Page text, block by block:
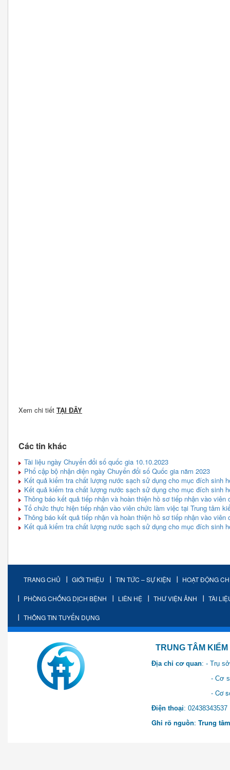
Xem chi tiết TẠI ĐÂY
Các tin khác
Tài liệu ngày Chuyển đổi số quốc gia 10.10.2023
Phổ cập bộ nhận diện ngày Chuyển đổi số Quốc gia năm 2023
Kết quả kiểm tra chất lượng nước sạch sử dụng cho mục đích sinh
Kết quả kiểm tra chất lượng nước sạch sử dụng cho mục đích sinh
Thông báo kết quả tiếp nhận và hoàn thiện hồ sơ tiếp nhận vào viên
Tổ chức thực hiện tiếp nhận vào viên chức làm việc tại Trung tâm
Thông báo kết quả tiếp nhận và hoàn thiện hồ sơ tiếp nhận vào viên
Kết quả kiểm tra chất lượng nước sạch sử dụng cho mục đích sinh
TRANG CHỦ GIỚI THIỆU TIN TỨC – SỰ KIỆN HOẠT ĐỘNG
PHÒNG CHỐNG DỊCH BỆNH LIÊN HỆ THƯ VIỆN ẢNH TÀI
THÔNG TIN TUYỂN DỤNG
TRUNG TÂM KIỂM SOÁT
Địa chỉ cơ quan: - Trụ
- Cơ sở 2: Khu Hành
- Cơ sở 3: Số 1 Ngõ 2
Điện thoại:
Ghi rõ nguồn: Trung